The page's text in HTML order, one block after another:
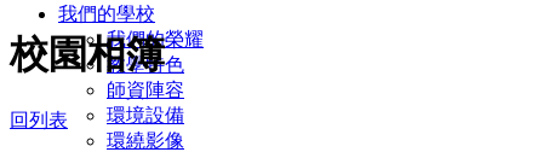
我們的學校
我們的榮耀
教學特色
師資陣容
環境設備
環繞影像
校園相簿
回列表